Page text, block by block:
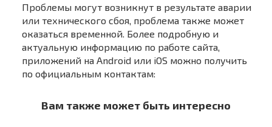
Проблемы могут возникнут в результате аварии
или технического сбоя, проблема также может
оказаться временной. Более подробную и
актуальную информацию по работе сайта,
приложений на Android или iOS можно получить
по официальным контактам:
Вам также может быть интересно